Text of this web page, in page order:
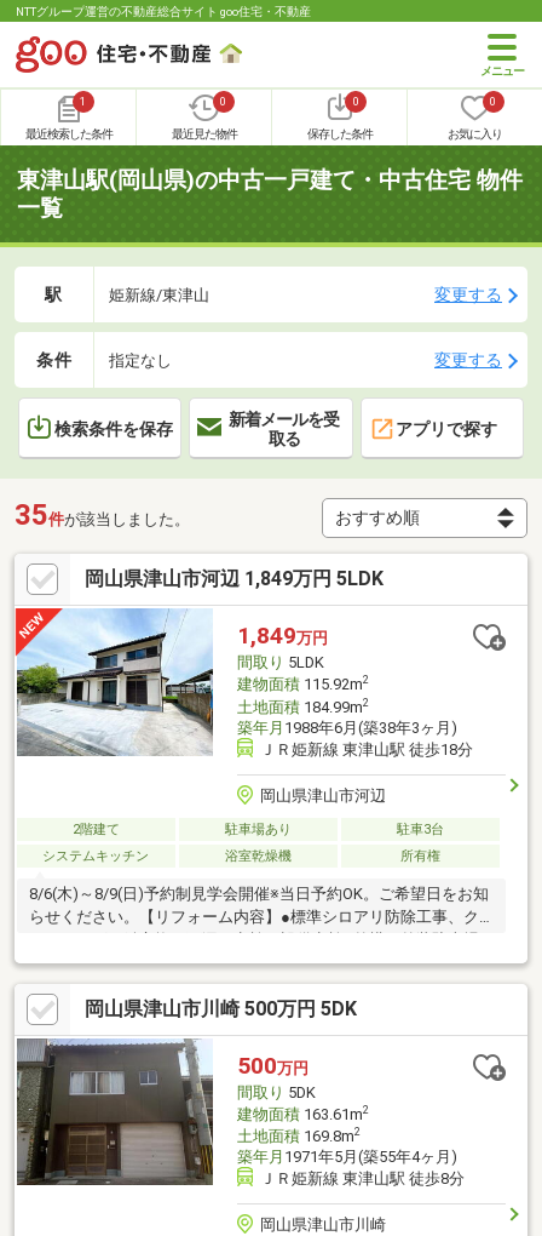
NTTグループ運営の不動産総合サイト goo住宅・不動産
1
最近検索した条件
0
最近見た物件
0
保存した条件
0
お気に入り
東津山駅(岡山県)の中古一戸建て・中古住宅 物件
一覧
駅 姫新線/東津山 変更する
条件 指定なし 変更する
検索条件を保存
新着メールを受
取る
アプリで探す
35件が該当しました。
岡山県津山市河辺 1,849万円 5LDK
1,849万円
間取り 5LDK
建物面積115.92m2
土地面積184.99m2
築年月 1988年6月(築38年3ヶ月)
ＪＲ姫新線 東津山駅 徒歩18分
岡山県津山市河辺
2階建て 駐車場あり
駐車3台
システムキッチン
浴室乾燥機 所有権
8/6(木)～8/9(日)予約制見学会開催※当日予約OK。ご希望日をお知
らせください。【リフォーム内容】●標準シロアリ防除工事、ク
拡張、屋根塗装、外壁塗装、庭木伐採●ライフライン浄化槽交換●
水回りシステムキッチン交換、ユニットバス交換、トイレ交換、
洗面化粧台交換●内装間取変更、室内ドア（一部）交換、床材上
張り、シューズボックス交換、クロス張替え、畳表替え、障子・
襖張替え●その他設備インターホン設置、火災警報器設置、照明
器具交換【おすすめポイント】・本物件は条件により住宅ローン
減税が適用されます
岡山県津山市川崎 500万円 5DK
500万円
間取り 5DK
建物面積163.61m2
土地面積169.8m2
築年月 1971年5月(築55年4ヶ月)
ＪＲ姫新線 東津山駅 徒歩8分
岡山県津山市川崎